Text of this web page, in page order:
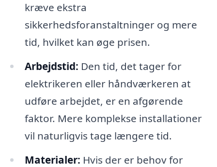
kræve ekstra
sikkerhedsforanstaltninger og mere
tid, hvilket kan øge prisen.
Arbejdstid: Den tid, det tager for
elektrikeren eller håndværkeren at
udføre arbejdet, er en afgørende
faktor. Mere komplekse installationer
vil naturligvis tage længere tid.
Materialer: Hvis der er behov for